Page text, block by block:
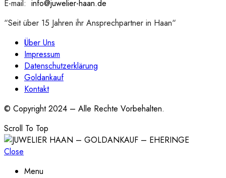
E-mail: info@juwelier-haan.de
“Seit über 15 Jahren ihr Ansprechpartner in Haan“
Über Uns
Impressum
Datenschutzerklärung
Goldankauf
Kontakt
© Copyright 2024 – Alle Rechte Vorbehalten.
Scroll To Top
Close
Menu